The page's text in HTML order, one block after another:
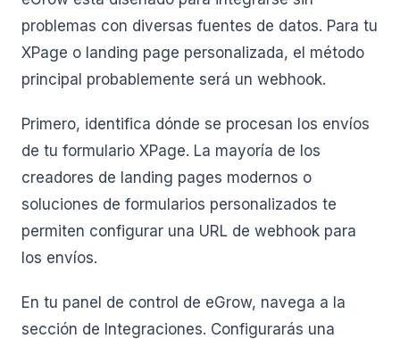
problemas con diversas fuentes de datos. Para tu
XPage o landing page personalizada, el método
principal probablemente será un webhook.
Primero, identifica dónde se procesan los envíos
de tu formulario XPage. La mayoría de los
creadores de landing pages modernos o
soluciones de formularios personalizados te
permiten configurar una URL de webhook para
los envíos.
En tu panel de control de eGrow, navega a la
sección de Integraciones. Configurarás una